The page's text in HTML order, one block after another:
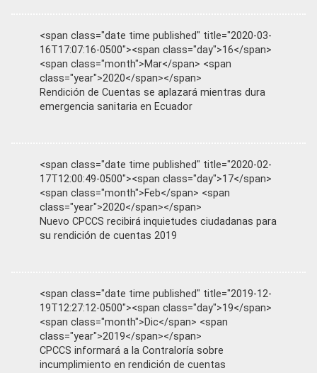
<span class="date time published" title="2020-03-
16T17:07:16-0500"><span class="day">16</span>
<span class="month">Mar</span> <span
class="year">2020</span></span>
Rendición de Cuentas se aplazará mientras dura
emergencia sanitaria en Ecuador
<span class="date time published" title="2020-02-
17T12:00:49-0500"><span class="day">17</span>
<span class="month">Feb</span> <span
class="year">2020</span></span>
Nuevo CPCCS recibirá inquietudes ciudadanas para
su rendición de cuentas 2019
<span class="date time published" title="2019-12-
19T12:27:12-0500"><span class="day">19</span>
<span class="month">Dic</span> <span
class="year">2019</span></span>
CPCCS informará a la Contraloría sobre
incumplimiento en rendición de cuentas